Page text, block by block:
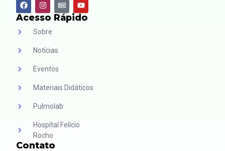
Acesso Rápido
Sobre
Notícias
Eventos
Materiais Didáticos
Pulmolab
Hospítal Felício
Rocho
Contato